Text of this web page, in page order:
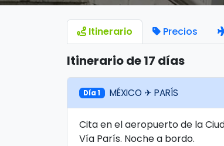
Itinerario Precios
Itinerario de 17 días
Día 1 MÉXICO ✈ PARÍS
Cita en el aeropuerto de la
Vía París. Noche a bordo.